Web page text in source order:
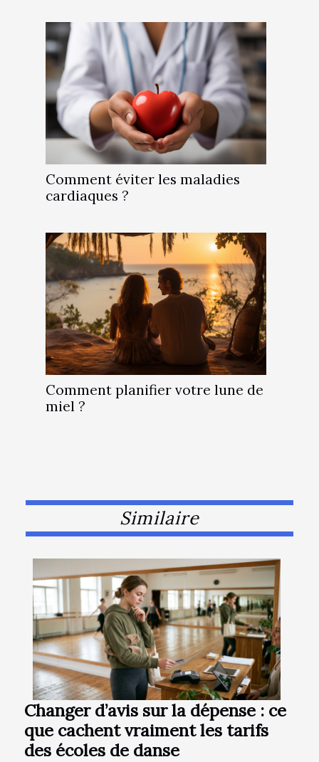
Comment éviter les maladies
cardiaques ?
Comment planifier votre lune de
miel ?
Similaire
Changer d’avis sur la dépense : ce
que cachent vraiment les tarifs
des écoles de danse